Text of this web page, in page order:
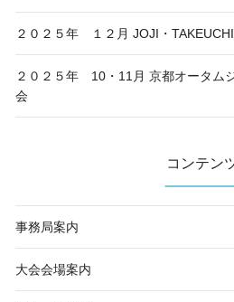
２０２５年 １２月 JOJI・
２０２５年 10・11月 京都オータム
会
コンテン
事務局案内
大会会場案内